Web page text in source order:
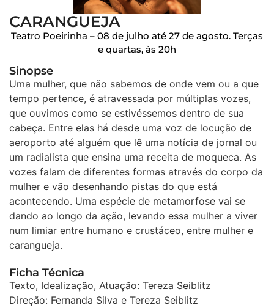
CARANGUEJA
Teatro Poeirinha – 08 de julho até 27 de agosto. Terças
e quartas, às 20h
Sinopse
Uma mulher, que não sabemos de onde vem ou a que
tempo pertence, é atravessada por múltiplas vozes,
que ouvimos como se estivéssemos dentro de sua
cabeça. Entre elas há desde uma voz de locução de
aeroporto até alguém que lê uma notícia de jornal ou
um radialista que ensina uma receita de moqueca. As
vozes falam de diferentes formas através do corpo da
mulher e vão desenhando pistas do que está
acontecendo. Uma espécie de metamorfose vai se
dando ao longo da ação, levando essa mulher a viver
num limiar entre humano e crustáceo, entre mulher e
carangueja.
Ficha Técnica
Texto, Idealização, Atuação: Tereza Seiblitz
Direção: Fernanda Silva e Tereza Seiblitz